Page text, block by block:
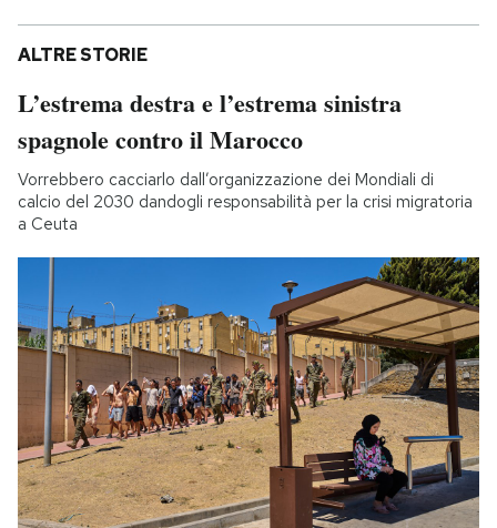
ALTRE STORIE
L’estrema destra e l’estrema sinistra
spagnole contro il Marocco
Vorrebbero cacciarlo dall’organizzazione dei Mondiali di
calcio del 2030 dandogli responsabilità per la crisi migratoria
a Ceuta